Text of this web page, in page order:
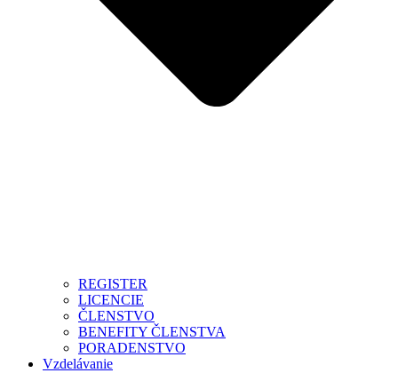
REGISTER
LICENCIE
ČLENSTVO
BENEFITY ČLENSTVA
PORADENSTVO
Vzdelávanie